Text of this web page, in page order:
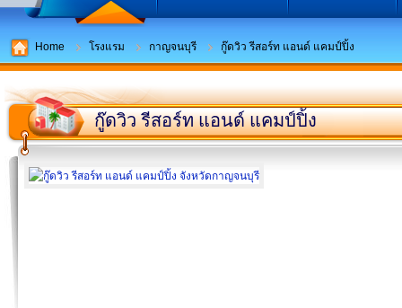
Home โรงแรม กาญจนบุรี กู๊ดวิว รีสอร์ท แอนด์ แคมป์ปิ้ง
กู๊ดวิว รีสอร์ท แอนด์ แคมป์ปิ้ง